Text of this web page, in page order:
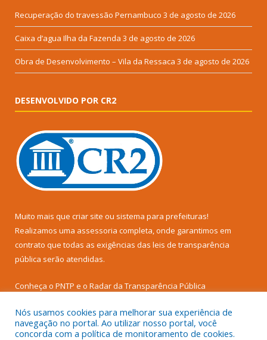
Recuperação do travessão Pernambuco 3 de agosto de 2026
Caixa d’agua Ilha da Fazenda 3 de agosto de 2026
Obra de Desenvolvimento – Vila da Ressaca 3 de agosto de 2026
DESENVOLVIDO POR CR2
Muito mais que criar site ou sistema para prefeituras!
Realizamos uma assessoria completa, onde garantimos em
contrato que todas as exigências das leis de transparência
pública serão atendidas.
Conheça o PNTP e o Radar da Transparência Pública
Nós usamos cookies para melhorar sua experiência de
navegação no portal. Ao utilizar nosso portal, você
concorda com a política de monitoramento de cookies.